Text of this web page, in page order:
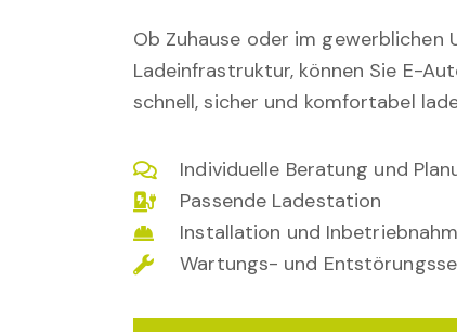
Ob Zuhause oder im
Ladeinfrastruktur, können Sie E-
schnell, sicher und komfortabel
Individuelle Beratung und
Passende Ladestation
Installation und
Wartungs- und